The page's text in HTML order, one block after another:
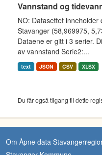
Vannstand og
NO: Datasettet
Stavanger (58,969975,
Dataene er gitt i 3 serier.
av vannstand Serie2:...
text JSON CSV XLSX
Du får også tilgang til dette
Om Åpne data